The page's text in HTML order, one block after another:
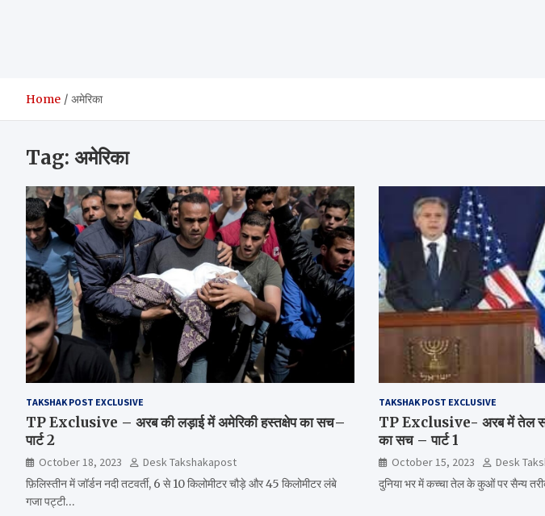
Home अमेरिका
Tag: अमेरिका
TAKSHAK POST EXCLUSIVE
TP Exclusive – अरब की लड़ाई में अमेरिकी हस्तक्षेप का सच–
पार्ट 2
October 18, 2023
Desk Takshakapost
फ़िलिस्तीन में जॉर्डन नदी तटवर्ती, 6 से 10 किलोमीटर चौड़े और 45 किलोमीटर लंबे
गजा पट्टी…
TAKSHAK POST EXCLUSIVE
TP Exclusive- अरब में तेल
का सच – पार्ट 1
October 15, 2023
Desk
दुनिया भर में कच्चा तेल के कुओं पर सैन्य